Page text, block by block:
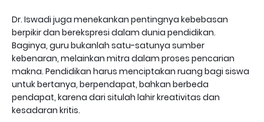
Dr. Iswadi juga menekankan pentingnya kebebasan
berpikir dan berekspresi dalam dunia pendidikan.
Baginya, guru bukanlah satu-satunya sumber
kebenaran, melainkan mitra dalam proses pencarian
makna. Pendidikan harus menciptakan ruang bagi siswa
untuk bertanya, berpendapat, bahkan berbeda
pendapat, karena dari situlah lahir kreativitas dan
kesadaran kritis.